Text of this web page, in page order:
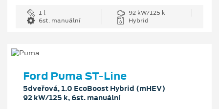
1 l
92 kW/125 k
6st. manuální
Hybrid
Ford Puma ST-Line
5dveřová, 1.0 EcoBoost Hybrid (mHEV)
92 kW/125 k, 6st. manuální